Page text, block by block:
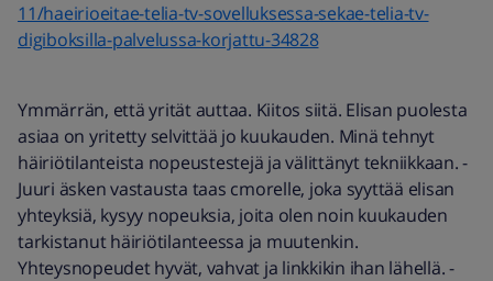
11/haeirioeitae-telia-tv-sovelluksessa-sekae-telia-tv-
digiboksilla-palvelussa-korjattu-34828
Ymmärrän, että yrität auttaa. Kiitos siitä. Elisan puolesta
asiaa on yritetty selvittää jo kuukauden. Minä tehnyt
häiriötilanteista nopeustestejä ja välittänyt tekniikkaan. -
Juuri äsken vastausta taas cmorelle, joka syyttää elisan
yhteyksiä, kysyy nopeuksia, joita olen noin kuukauden
tarkistanut häiriötilanteessa ja muutenkin.
Yhteysnopeudet hyvät, vahvat ja linkkikin ihan lähellä. -